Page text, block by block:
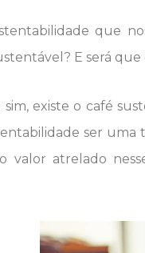
que
E será
existe o café
ser
valor atrelado